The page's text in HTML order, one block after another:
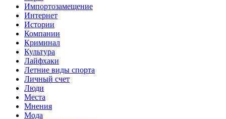
Импортозамещение
Интернет
Истории
Компании
Криминал
Культура
Лайфхаки
Летние виды спорта
Личный счет
Люди
Места
Мнения
Мода